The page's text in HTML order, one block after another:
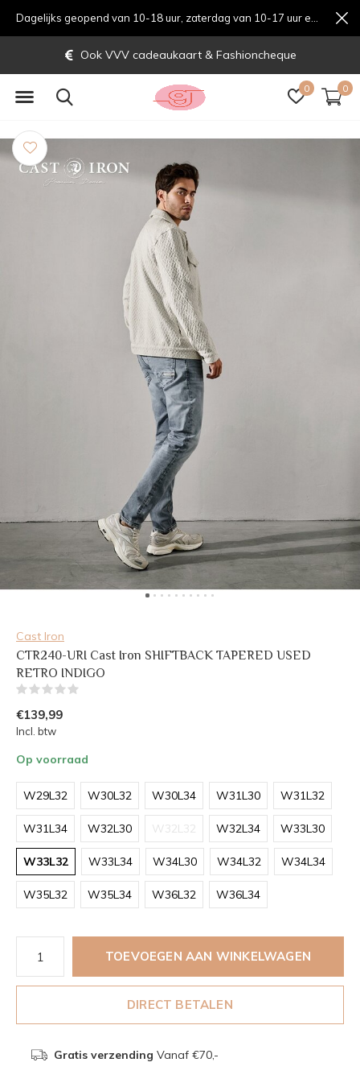
0 0
Ook VVV cadeaukaart & Fashioncheque
Cast Iron
CTR240-URI Cast Iron SHIFTBACK TAPERED USED
RETRO INDIGO
€139,99
Incl. btw
Op voorraad
W29L32 W30L32 W30L34 W31L30 W31L32
W31L34 W32L30 W32L32 W32L34 W33L30
W33L32 W33L34 W34L30 W34L32 W34L34
W35L32 W35L34 W36L32 W36L34
TOEVOEGEN AAN WINKELWAGEN
DIRECT BETALEN
Gratis verzending Vanaf €70,-